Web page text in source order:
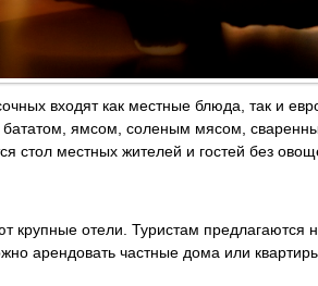
входят как местные блюда, так и
ямсом, соленым мясом,
стол местных жителей и гостей без
крупные отели. Туристам
арендовать частные дома или